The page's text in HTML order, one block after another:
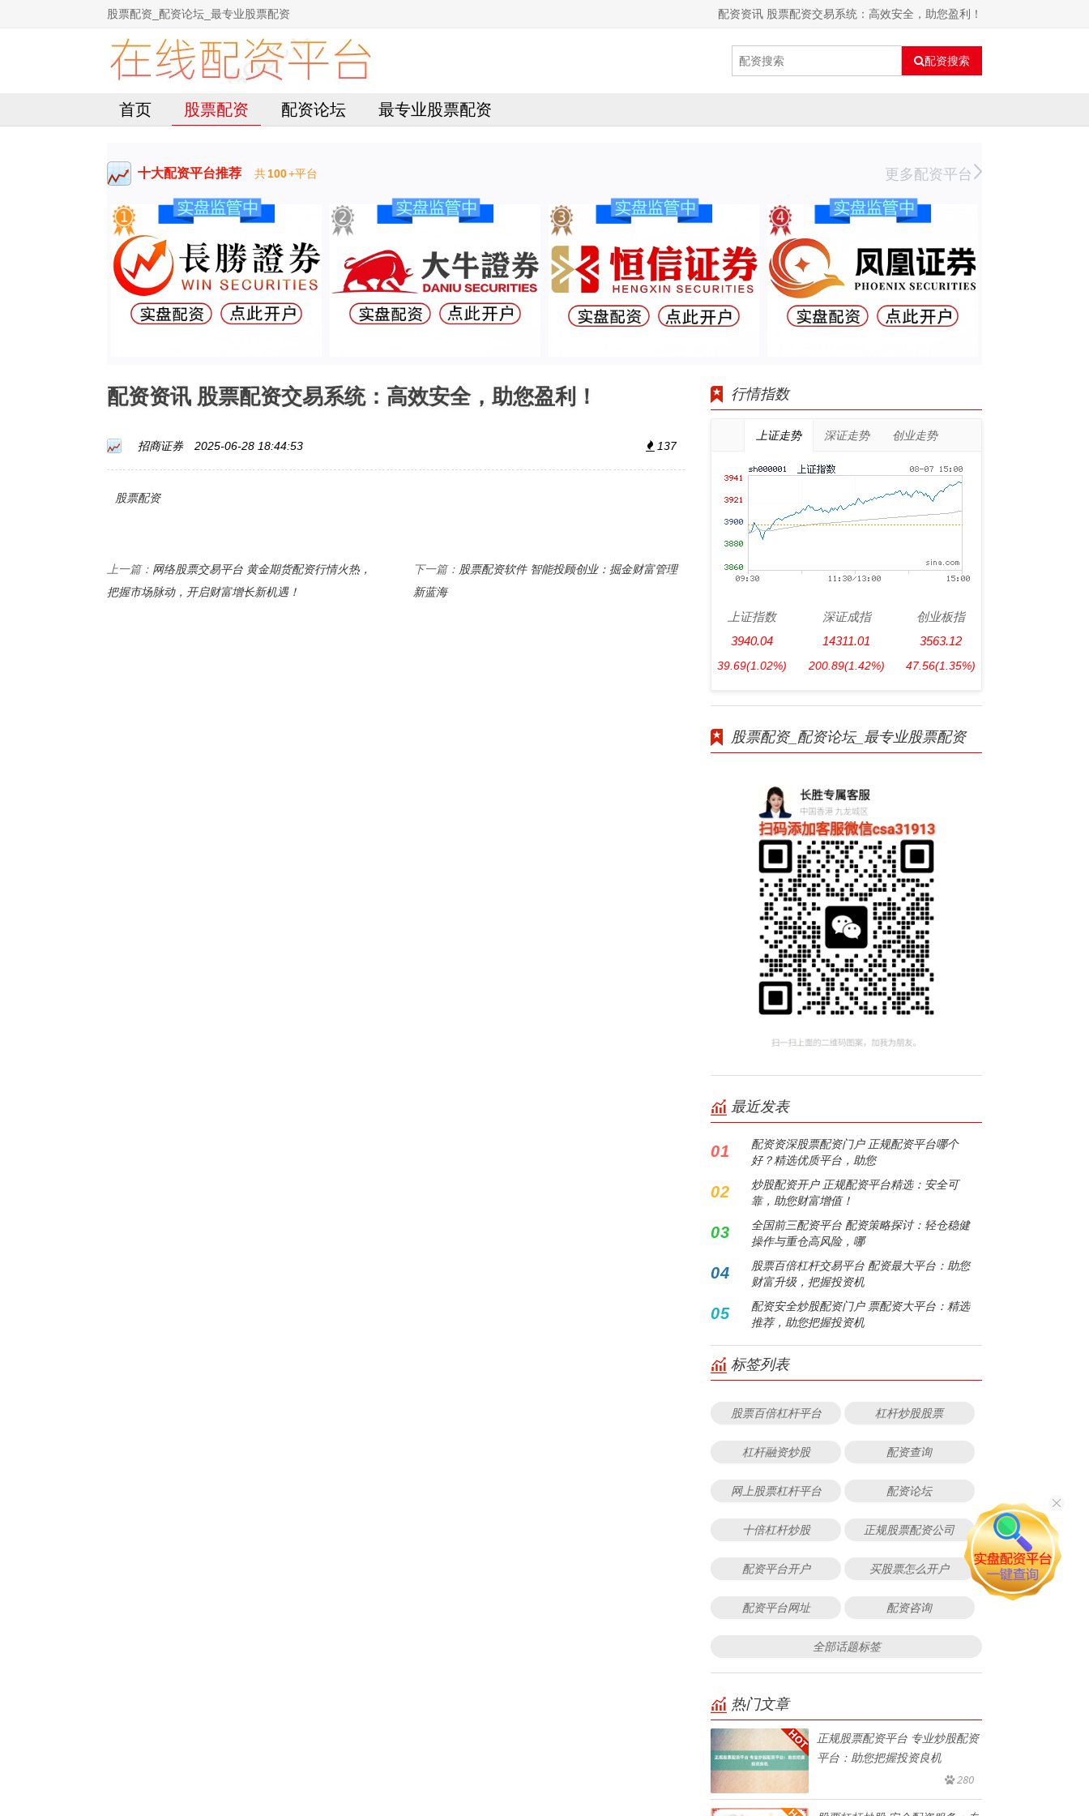
股票配资_配资论坛_最专业股票配资 配资资讯 股票配资交易系统：高效安全，助您盈利！
配资搜索
首页 股票配资 配资论坛 最专业股票配资
十大配资平台推荐 共100+平台 更多配资平台
配资资讯 股票配资交易系统：高效安全，助您盈利！
招商证券 2025-06-28 18:44:53 137
股票配资
上一篇： 网络股票交易平台 黄金期货配资行情火热，
把握市场脉动，开启财富增长新机遇！
下一篇： 股票配资软件 智能投顾创业：掘金财富管理
新蓝海
行情指数
上证走势 深证走势 创业走势
上证指数
3940.04
39.69(1.02%)
深证成指
14311.01
200.89(1.42%)
创业板指
3563.12
47.56(1.35%)
股票配资_配资论坛_最专业股票配资
最近发表
01
配资资深股票配资门户 正规配资平台哪个
好？精选优质平台，助您
02
炒股配资开户 正规配资平台精选：安全可
靠，助您财富增值！
03
全国前三配资平台 配资策略探讨：轻仓稳健
操作与重仓高风险，哪
04
股票百倍杠杆交易平台 配资最大平台：助您
财富升级，把握投资机
05
配资安全炒股配资门户 票配资大平台：精选
推荐，助您把握投资机
标签列表
股票百倍杠杆平台 杠杆炒股股票
杠杆融资炒股 配资查询
网上股票杠杆平台 配资论坛
十倍杠杆炒股 正规股票配资公司
配资平台开户 买股票怎么开户
配资平台网址 配资咨询
全部话题标签
热门文章
正规股票配资平台 专业炒股配资
平台：助您把握投资良机
280